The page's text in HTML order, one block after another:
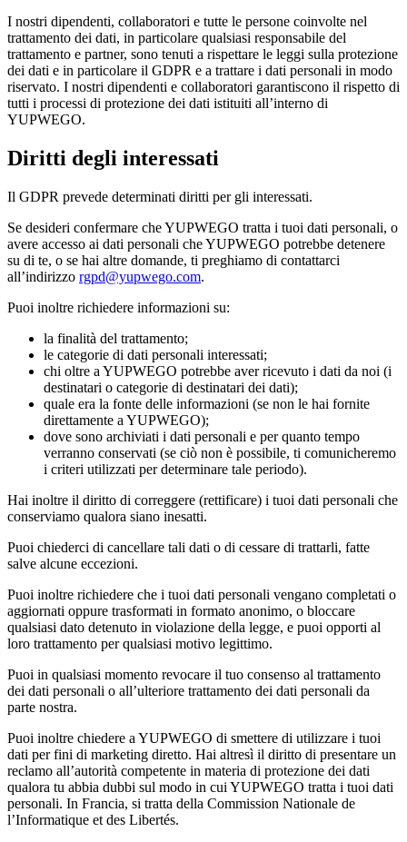
I nostri dipendenti, collaboratori e tutte le persone coinvolte nel
trattamento dei dati, in particolare qualsiasi responsabile del
trattamento e partner, sono tenuti a rispettare le leggi sulla protezione
dei dati e in particolare il GDPR e a trattare i dati personali in modo
riservato. I nostri dipendenti e collaboratori garantiscono il rispetto di
tutti i processi di protezione dei dati istituiti all’interno di
YUPWEGO.
Diritti degli interessati
Il GDPR prevede determinati diritti per gli interessati.
Se desideri confermare che YUPWEGO tratta i tuoi dati personali, o
avere accesso ai dati personali che YUPWEGO potrebbe detenere
su di te, o se hai altre domande, ti preghiamo di contattarci
all’indirizzo rgpd@yupwego.com.
Puoi inoltre richiedere informazioni su:
la finalità del trattamento;
le categorie di dati personali interessati;
chi oltre a YUPWEGO potrebbe aver ricevuto i dati da noi (i
destinatari o categorie di destinatari dei dati);
quale era la fonte delle informazioni (se non le hai fornite
direttamente a YUPWEGO);
dove sono archiviati i dati personali e per quanto tempo
verranno conservati (se ciò non è possibile, ti comunicheremo
i criteri utilizzati per determinare tale periodo).
Hai inoltre il diritto di correggere (rettificare) i tuoi dati personali che
conserviamo qualora siano inesatti.
Puoi chiederci di cancellare tali dati o di cessare di trattarli, fatte
salve alcune eccezioni.
Puoi inoltre richiedere che i tuoi dati personali vengano completati o
aggiornati oppure trasformati in formato anonimo, o bloccare
qualsiasi dato detenuto in violazione della legge, e puoi opporti al
loro trattamento per qualsiasi motivo legittimo.
Puoi in qualsiasi momento revocare il tuo consenso al trattamento
dei dati personali o all’ulteriore trattamento dei dati personali da
parte nostra.
Puoi inoltre chiedere a YUPWEGO di smettere di utilizzare i tuoi
dati per fini di marketing diretto. Hai altresì il diritto di presentare un
reclamo all’autorità competente in materia di protezione dei dati
qualora tu abbia dubbi sul modo in cui YUPWEGO tratta i tuoi dati
personali. In Francia, si tratta della Commission Nationale de
l’Informatique et des Libertés.